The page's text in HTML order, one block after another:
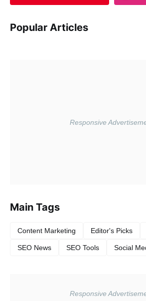
Popular Articles
Main Tags
Content Marketing Editor's Picks
SEO News SEO Tools Social